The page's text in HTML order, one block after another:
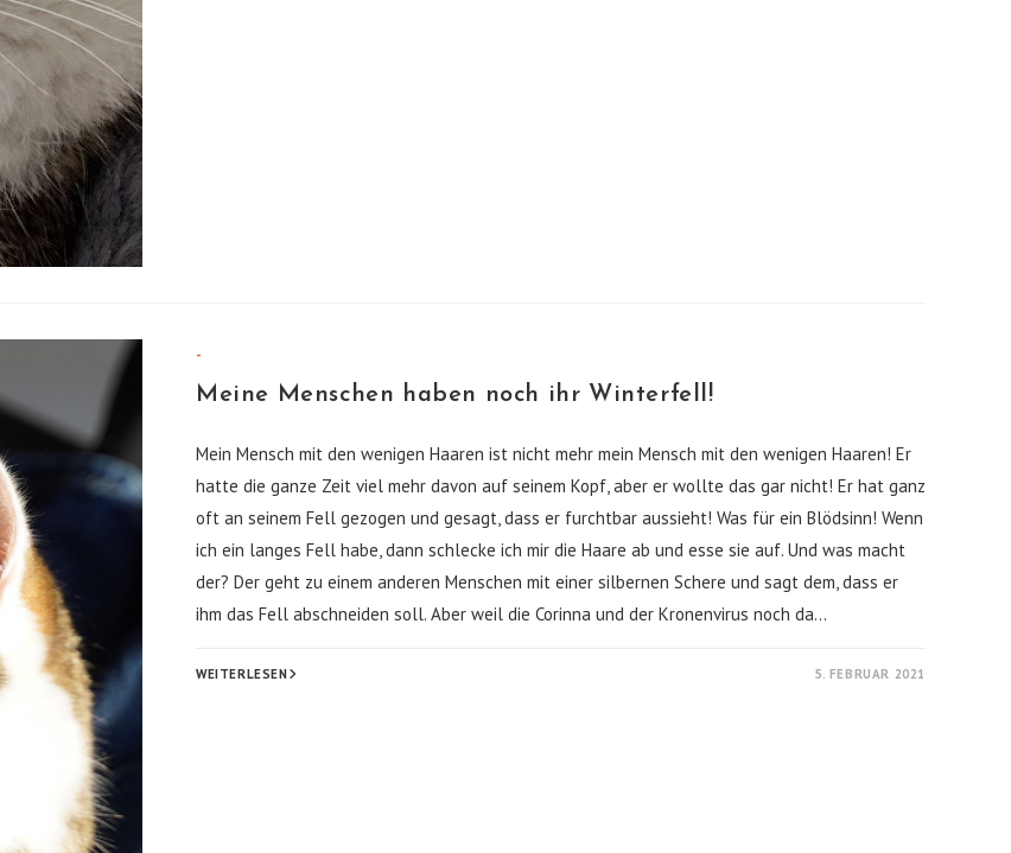
-
Meine Menschen haben noch ihr Winterfell!
Mein Mensch mit den wenigen Haaren ist nicht mehr mein Mensch mit den wenigen Haaren! Er
hatte die ganze Zeit viel mehr davon auf seinem Kopf, aber er wollte das gar nicht! Er hat ganz
oft an seinem Fell gezogen und gesagt, dass er furchtbar aussieht! Was für ein Blödsinn! Wenn
ich ein langes Fell habe, dann schlecke ich mir die Haare ab und esse sie auf. Und was macht
der? Der geht zu einem anderen Menschen mit einer silbernen Schere und sagt dem, dass er
ihm das Fell abschneiden soll. Aber weil die Corinna und der Kronenvirus noch da…
5. FEBRUAR 2021
WEITERLESENMEINE